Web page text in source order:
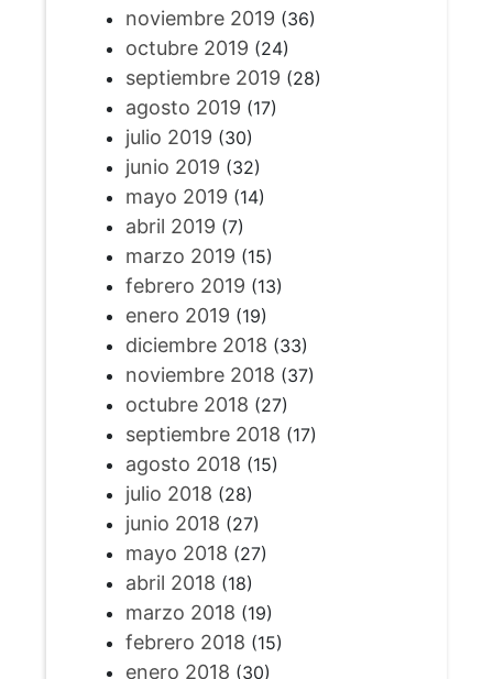
noviembre 2019 (36)
octubre 2019 (24)
septiembre 2019 (28)
agosto 2019 (17)
julio 2019 (30)
junio 2019 (32)
mayo 2019 (14)
abril 2019 (7)
marzo 2019 (15)
febrero 2019 (13)
enero 2019 (19)
diciembre 2018 (33)
noviembre 2018 (37)
octubre 2018 (27)
septiembre 2018 (17)
agosto 2018 (15)
julio 2018 (28)
junio 2018 (27)
mayo 2018 (27)
abril 2018 (18)
marzo 2018 (19)
febrero 2018 (15)
enero 2018 (30)